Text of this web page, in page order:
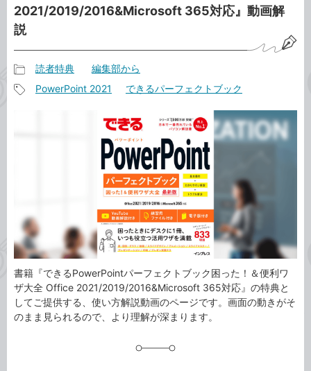
2021/2019/2016&Microsoft 365対応』動画解
説
事
読者特典 編集部から
PowerPoint 2021 できるパーフェクトブック
書籍『できるPowerPointパーフェクトブック困った！＆便利ワ
ザ大全 Office 2021/2019/2016&Microsoft 365対応』の特典と
してご提供する、使い方解説動画のページです。画面の動きがそ
のまま見られるので、より理解が深まります。